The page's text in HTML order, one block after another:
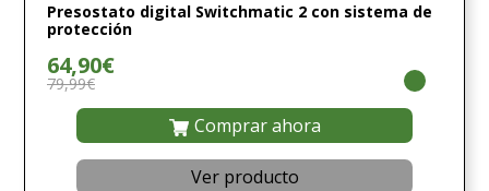
Presostato digital Switchmatic 2 con sistema de
protección
64,90€
79,99€
Comprar ahora
Ver producto